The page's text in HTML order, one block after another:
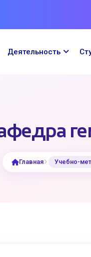
Деятельность
Главная Учебно-